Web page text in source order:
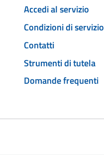
Accedi al servizio
Condizioni di servizio
Contatti
Strumenti di tutela
Domande frequenti